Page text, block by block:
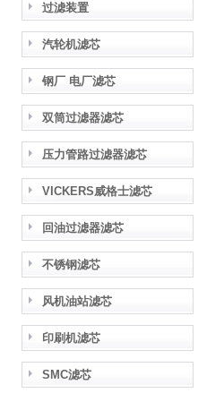
过滤装置
汽轮机滤芯
钢厂 电厂滤芯
双筒过滤器滤芯
压力管路过滤器滤芯
VICKERS威格士滤芯
回油过滤器滤芯
不锈钢滤芯
风机油站滤芯
印刷机滤芯
SMC滤芯